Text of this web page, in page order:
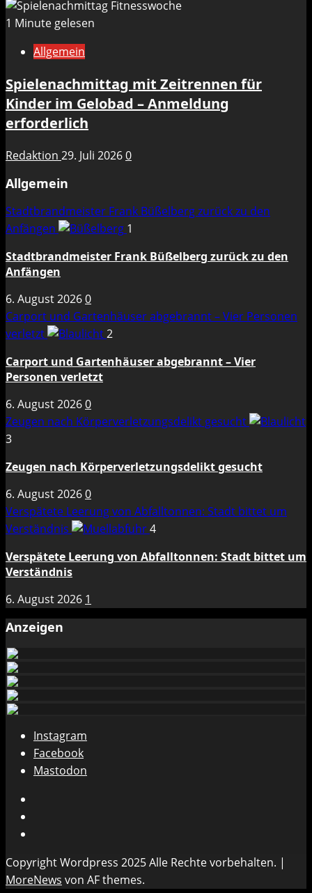
1 Minute gelesen
Allgemein
Spielenachmittag mit Zeitrennen für
Kinder im Gelobad – Anmeldung
erforderlich
Redaktion 29. Juli 20260
Allgemein
Stadtbrandmeister Frank Büßelberg zurück zu den
Anfängen
1
Stadtbrandmeister Frank Büßelberg zurück zu den
Anfängen
6. August 20260
Carport und Gartenhäuser abgebrannt – Vier Personen
verletzt
2
Carport und Gartenhäuser abgebrannt – Vier
Personen verletzt
6. August 20260
Zeugen nach Körperverletzungsdelikt gesucht
3
Zeugen nach Körperverletzungsdelikt gesucht
6. August 20260
Verspätete Leerung von Abfalltonnen: Stadt bittet um
Verständnis
4
Verspätete Leerung von Abfalltonnen: Stadt bittet um
Verständnis
6. August 2026 1
Anzeigen
Instagram
Facebook
Mastodon
Copyright Wordpress 2025 Alle Rechte vorbehalten. |
MoreNews von AF themes.